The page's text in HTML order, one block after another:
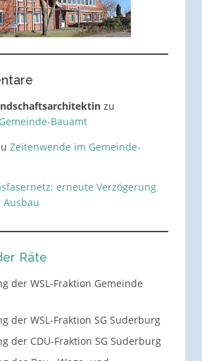
zu
Bauamt
Zeitenwende im Gemeinde-
erneute Verzögerung
Räte
der WSL-Fraktion Gemeinde
der WSL-Fraktion SG Suderburg
der CDU-Fraktion SG Suderburg